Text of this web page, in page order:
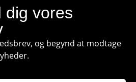
dig vores
og begynd at modtage